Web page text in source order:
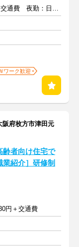
日勤：日給2万4000円～＋交通費 夜勤：日給3万円～＋交通費
ワーク歓迎
府枚方市津田元
齢者向け住宅で
紹介］研修制
円＋交通費